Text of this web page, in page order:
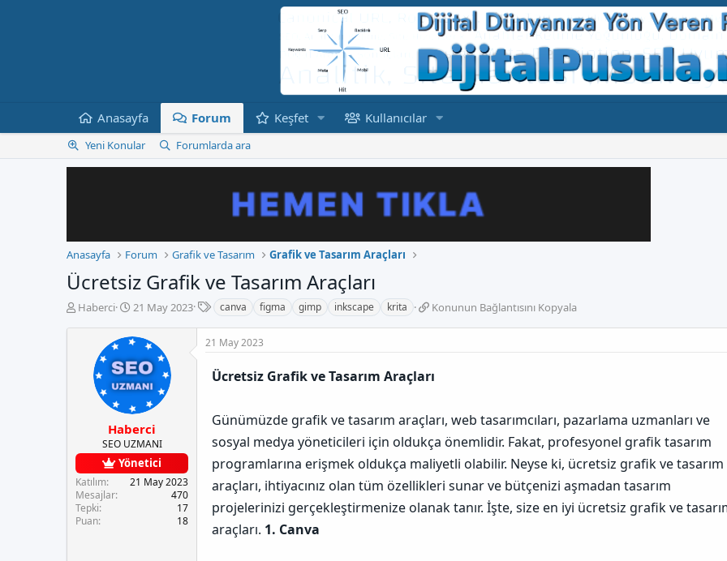
Anasayfa Forum Keşfet Kullanıcılar
Yeni Konular Forumlarda ara
Anasayfa Forum Grafik ve Tasarım Grafik ve Tasarım Araçları
Ücretsiz Grafik ve Tasarım Araçları
K
l
t
a
n
Haberci
B
ş
l
a
n
g
ı
t
a
r
i
21 May 2023
k
t
r
canva figma gimp inkscape krita
K
u
a
ğ
l
a
n
ı
Konunun Bağlantısını Kopyala
Haberci
SEO UZMANI
Yönetici
Katılım
21 May 2023
Mesajlar
470
Tepki
17
Puan
18
21 May 2023
Ücretsiz Grafik ve Tasarım Araçları
Günümüzde grafik ve tasarım araçları, web tasarımcıları, pazarlama uzmanları ve
sosyal medya yöneticileri için oldukça önemlidir. Fakat, profesyonel grafik tasarım
programlarına erişmek oldukça maliyetli olabilir. Neyse ki, ücretsiz grafik ve tasarım
araçları, ihtiyacınız olan tüm özellikleri sunar ve bütçenizi aşmadan tasarım
projelerinizi gerçekleştirmenize olanak tanır. İşte, size en iyi ücretsiz grafik ve
araçları. 1. Canva